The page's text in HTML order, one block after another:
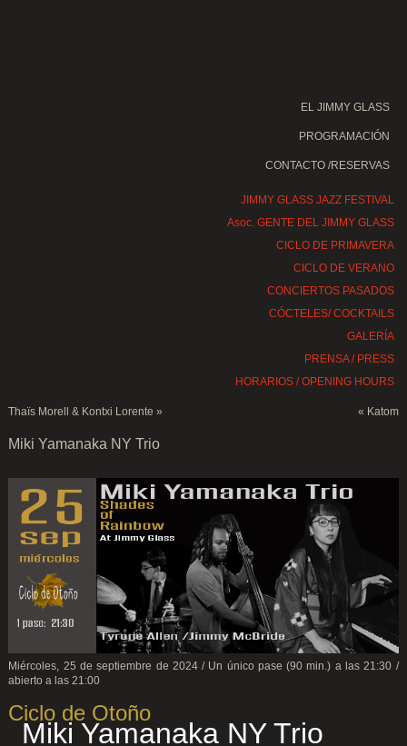
EL JIMMY GLASS
PROGRAMACIÓN
CONTACTO /RESERVAS
JIMMY GLASS JAZZ FESTIVAL
Asoc. GENTE DEL JIMMY GLASS
CICLO DE PRIMAVERA
CICLO DE VERANO
CONCIERTOS PASADOS
CÓCTELES/ COCKTAILS
GALERÍA
PRENSA / PRESS
HORARIOS / OPENING HOURS
Thaïs Morell & Kontxi Lorente » « Katom
Miki Yamanaka NY Trio
Miércoles, 25 de septiembre de 2024 / Un único pase (90 min.) a las 21:30 /
abierto a las 21:00
Ciclo de Otoño
Miki Yamanaka NY Trio